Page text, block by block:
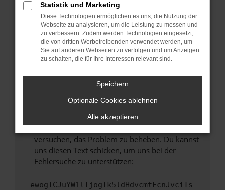
Probleme zu beheben.
Stelle sicher, dass dein Browser und dein
Betriebssystem auf dem neuesten Stand
sind.
Veraltete Software birgt nicht nur ein
führen, dass bestimmte Funktionen nicht mehr
Wende dich an den Webseitenbetreiber.
Wenn du alle oben genannten Schritte versucht
hast, kontaktiere uns bitte. Wir werden
versuchen, das Problem zu beheben. Du kannst
uns diesen Text schicken, um uns bei der
Fehlersuche zu unterstützen:
ewogICJuYW1lIjogIk5ldHdvcmtFcnJvciIs
Statistik und Marketing
Diese Technologien ermöglichen es uns, die Nutzung der
Webseite zu analysieren, um die Leistung zu messen und
zu verbessern. Zudem werden Technologien eingesetzt,
die von dritten Werbetreibenden verwendet werden, um
Sie auf anderen Webseiten zu verfolgen und um Anzeigen
zu schalten, die für Ihre Interessen relevant sind.
Speichern
Optionale Cookies ablehnen
Alle akzeptieren